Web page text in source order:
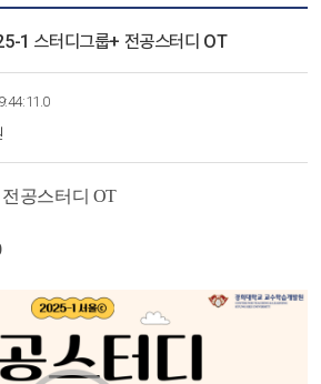
1 스터디그룹+ 전공스터디 OT
공스터디 OT